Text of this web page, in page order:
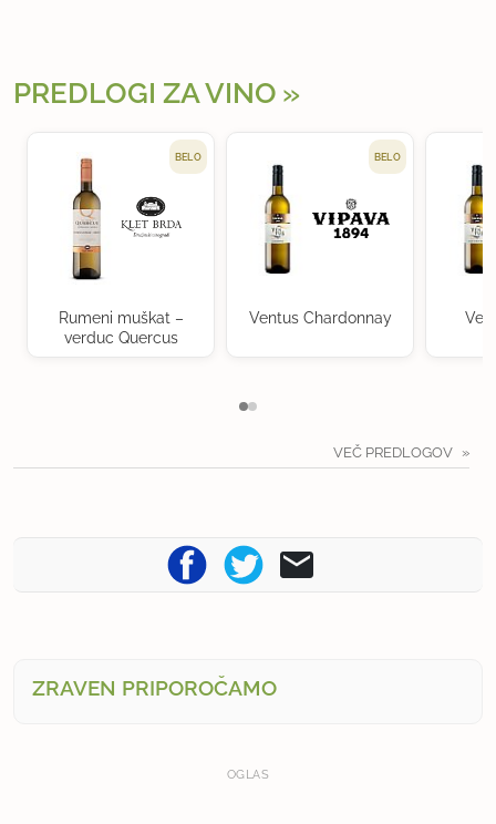
PREDLOGI ZA VINO
BELO
Rumeni muškat –
verduc Quercus
BELO
Ventus Chardonnay
VEČ PREDLOGOV
ZRAVEN PRIPOROČAMO
OGLAS